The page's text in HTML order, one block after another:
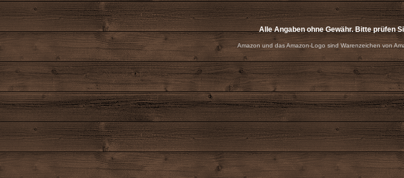
Alle Angaben ohne Gewähr. Bitte prüfen
Amazon und das Amazon-Logo sind Warenzeichen von